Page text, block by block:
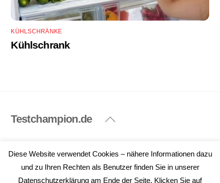
KÜHLSCHRÄNKE
Kühlschrank
Back
Testchampion.de
Testchampion.de 2026
Diese Website verwendet Cookies – nähere Informationen dazu
und zu Ihren Rechten als Benutzer finden Sie in unserer
Datenschutzerklärung am Ende der Seite. Klicken Sie auf